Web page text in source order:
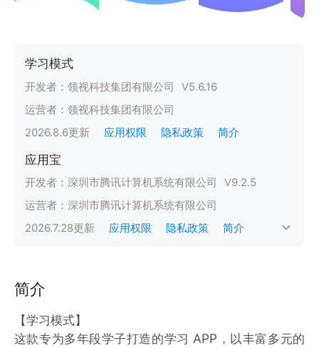
学习模式
开发者： 领视科技集团有限公司 V5.6.16
运营者： 领视科技集团有限公司
2026.8.6更新 应用权限 隐私政策 简介
应用宝
开发者： 深圳市腾讯计算机系统有限公司 V9.2.5
运营者： 深圳市腾讯计算机系统有限公司
2026.7.28更新 应用权限 隐私政策 简介
简介
【学习模式】
这款专为多年段学子打造的学习 APP，以丰富多元的